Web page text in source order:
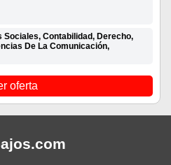
Contabilidad, Derecho,
De La Comunicación,
oferta
.com